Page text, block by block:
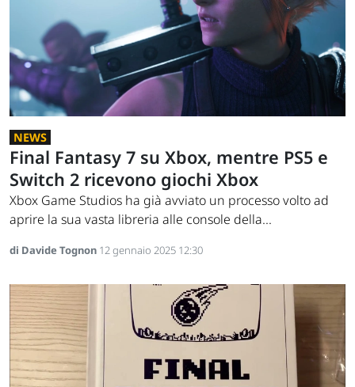
NEWS
Final Fantasy 7 su Xbox, mentre PS5 e
Switch 2 ricevono giochi Xbox
Xbox Game Studios ha già avviato un processo volto ad
aprire la sua vasta libreria alle console della...
di Davide Tognon 12 gennaio 2025 12:30